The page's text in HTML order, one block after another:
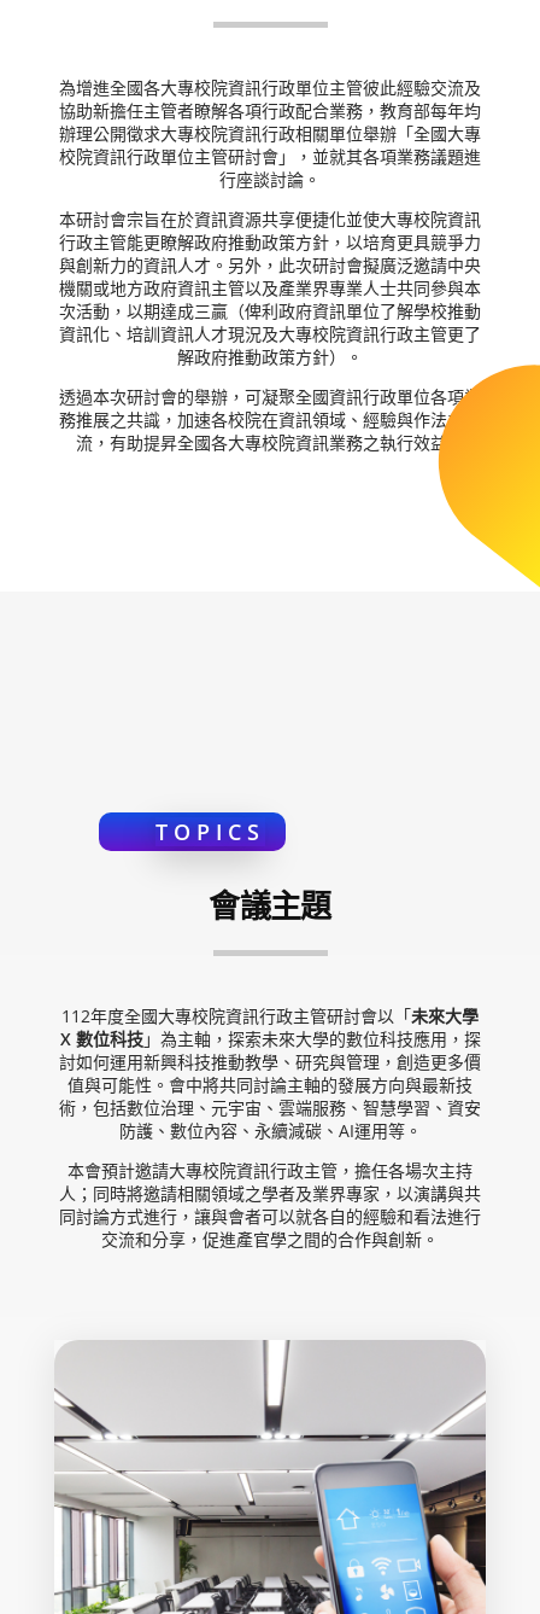
為增進全國各大專校院資訊行政單位主管彼此經驗交流及
協助新擔任主管者瞭解各項行政配合業務，教育部每年均
辦理公開徵求大專校院資訊行政相關單位舉辦「全國大專
校院資訊行政單位主管研討會」，並就其各項業務議題進
行座談討論。
本研討會宗旨在於資訊資源共享便捷化並使大專校院資訊
行政主管能更瞭解政府推動政策方針，以培育更具競爭力
與創新力的資訊人才。另外，此次研討會擬廣泛邀請中央
機關或地方政府資訊主管以及產業界專業人士共同參與本
次活動，以期達成三贏（俾利政府資訊單位了解學校推動
資訊化、培訓資訊人才現況及大專校院資訊行政主管更了
解政府推動政策方針）。
透過本次研討會的舉辦，可凝聚全國資訊行政單位各項業
務推展之共識，加速各校院在資訊領域、經驗與作法之交
流，有助提昇全國各大專校院資訊業務之執行效益。
TOPICS
會議主題
112年度全國大專校院資訊行政主管研討會以「未來大學
X 數位科技」為主軸，探索未來大學的數位科技應用，探
討如何運用新興科技推動教學、研究與管理，創造更多價
值與可能性。會中將共同討論主軸的發展方向與最新技
術，包括數位治理、元宇宙、雲端服務、智慧學習、資安
防護、數位內容、永續減碳、AI運用等。
本會預計邀請大專校院資訊行政主管，擔任各場次主持
人；同時將邀請相關領域之學者及業界專家，以演講與共
同討論方式進行，讓與會者可以就各自的經驗和看法進行
交流和分享，促進產官學之間的合作與創新。